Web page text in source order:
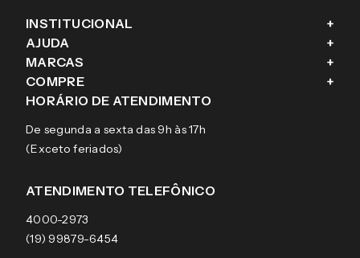
INSTITUCIONAL +
Fale conosco
Blog
Sobre a eÓtica
Aviso de privacidade
Termos e condições de uso
AJUDA +
Como comprar
Trocas e Devoluções
Pagamentos
Garantias
MARCAS +
Ray-Ban
Tecnol
Arnette
Burberry
COMPRE +
Óculos de sol
Lentes de contato
HORÁRIO DE ATENDIMENTO
De segunda a sexta das 9h às 17h
(Exceto feriados)
ATENDIMENTO TELEFÔNICO
4000-2973
(19) 99879-6454